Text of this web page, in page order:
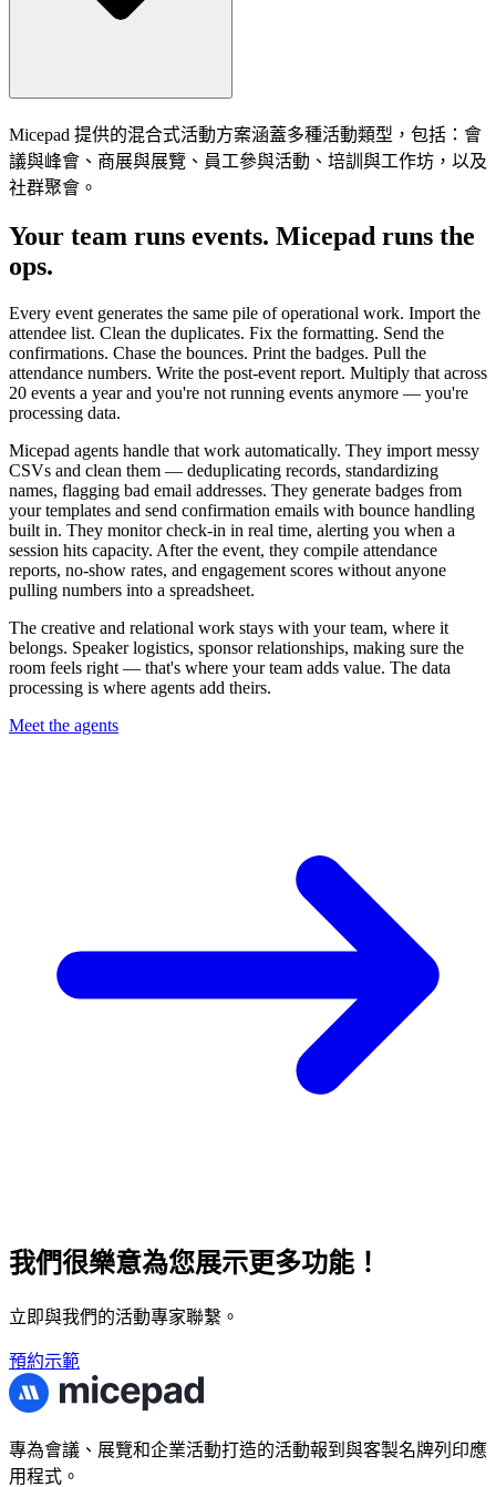
Micepad 提供的混合式活動方案涵蓋多種活動類型，包括：會
議與峰會、商展與展覽、員工參與活動、培訓與工作坊，以及
社群聚會。
Your team runs events. Micepad runs the
ops.
Every event generates the same pile of operational work. Import the
attendee list. Clean the duplicates. Fix the formatting. Send the
confirmations. Chase the bounces. Print the badges. Pull the
attendance numbers. Write the post-event report. Multiply that across
20 events a year and you're not running events anymore — you're
processing data.
Micepad agents handle that work automatically. They import messy
CSVs and clean them — deduplicating records, standardizing
names, flagging bad email addresses. They generate badges from
your templates and send confirmation emails with bounce handling
built in. They monitor check-in in real time, alerting you when a
session hits capacity. After the event, they compile attendance
reports, no-show rates, and engagement scores without anyone
pulling numbers into a spreadsheet.
The creative and relational work stays with your team, where it
belongs. Speaker logistics, sponsor relationships, making sure the
room feels right — that's where your team adds value. The data
processing is where agents add theirs.
Meet the agents
我們很樂意為您展示更多功能！
立即與我們的活動專家聯繫。
預約示範
專為會議、展覽和企業活動打造的活動報到與客製名牌列印應
用程式。